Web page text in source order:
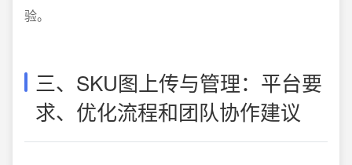
验。
三、SKU图上传与管理：平台要
求、优化流程和团队协作建议